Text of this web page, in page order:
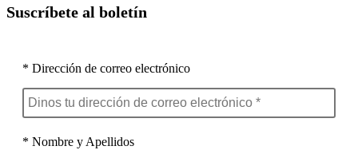
Suscríbete al boletín
* Dirección de correo electrónico
* Nombre y Apellidos